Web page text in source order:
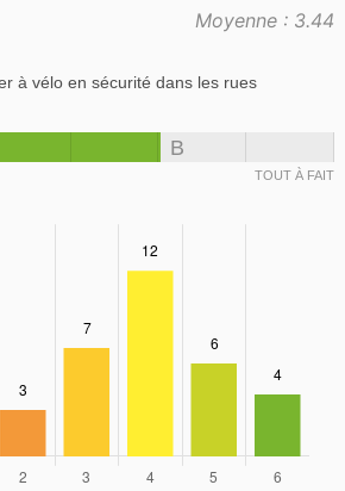
Moyenne : 3.44
à vélo en sécurité dans les rues
B
TOUT À FAIT